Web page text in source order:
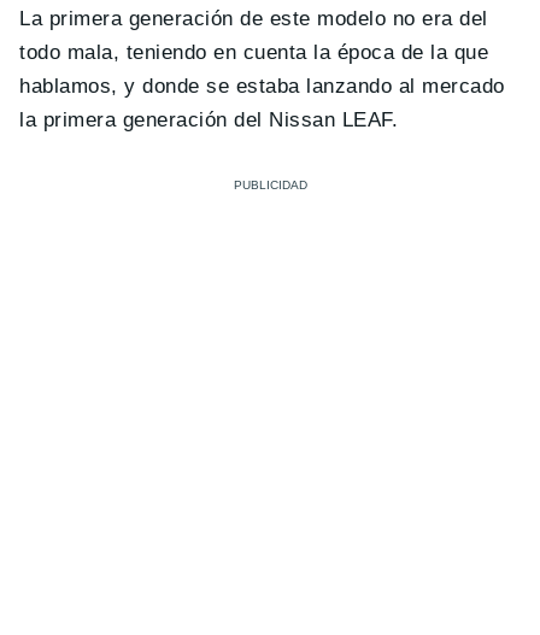
La primera generación de este modelo no era del
todo mala, teniendo en cuenta la época de la que
hablamos, y donde se estaba lanzando al mercado
la primera generación del Nissan LEAF.